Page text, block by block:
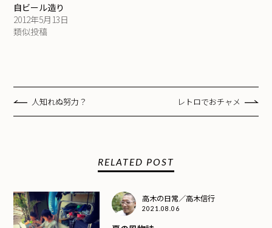
自ビール造り
2012年5月13日
類似投稿
人知れぬ努力？ レトロでおチャメ
RELATED POST
高木の日常／高木信行
2021.08.06